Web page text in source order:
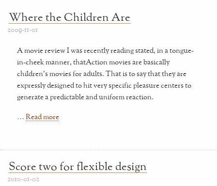
Where the Children Are
2009-11-01
A movie review I was recently reading stated, in a tongue-
in-cheek manner, thatAction movies are basically
children's movies for adults. That is to say that they are
expressly designed to hit very specific pleasure centers to
generate a predictable and uniform reaction.
… Read more
Score two for flexible design
2010-01-02